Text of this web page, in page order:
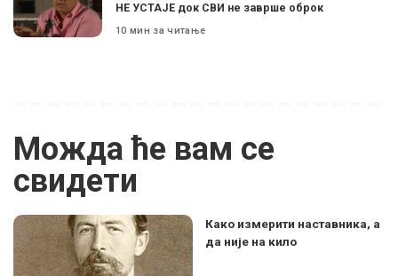
НЕ УСТАЈЕ док СВИ не заврше оброк
10 мин за читање
Можда ће вам се
свидети
Како измерити наставника, а
да није на кило